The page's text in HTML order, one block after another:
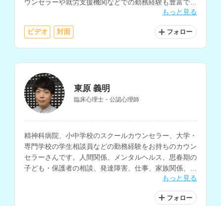
ウンセラーや就労支援機関などでの勤務経験も豊富で、
トラウマケアだけでなく、育児相談など、様々な相談内
もっと見る
ビデオ 対面 フォロー
東原 義明
臨床心理士・公認心理師
精神科病院、小中学校のスクールカウンセラー、大学・
専門学校の学生相談員などの勤務経験をお持ちのカウン
セラーさんです。人間関係、メンタルヘルス、思春期の
子ども・保護者の相談、発達障害、仕事、家族関係、う
つ病、パーソナリティ障害、PTSDなど、様々な相談に
もっと見る
フォロー